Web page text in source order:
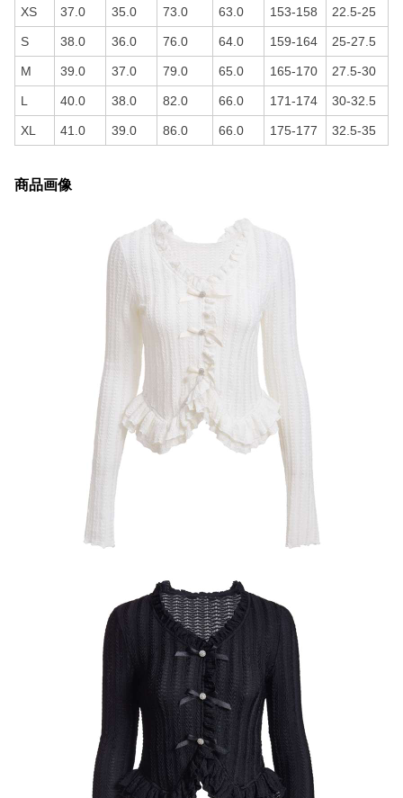
XS 37.0 35.0 73.0 63.0 153-158 22.5-25
S 38.0 36.0 76.0 64.0 159-164 25-27.5
M 39.0 37.0 79.0 65.0 165-170 27.5-30
L 40.0 38.0 82.0 66.0 171-174 30-32.5
XL 41.0 39.0 86.0 66.0 175-177 32.5-35
商品画像